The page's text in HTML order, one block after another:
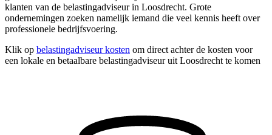
klanten van de belastingadviseur in Loosdrecht. Grote
ondernemingen zoeken namelijk iemand die veel kennis heeft over
professionele bedrijfsvoering.
Klik op belastingadviseur kosten om direct achter de kosten voor
een lokale en betaalbare belastingadviseur uit Loosdrecht te komen